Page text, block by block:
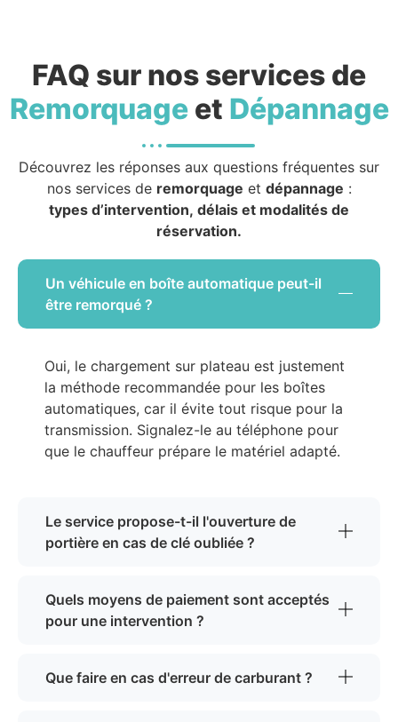
FAQ sur nos services de
Remorquageet Dépannage
Découvrez les réponses aux questions fréquentes sur
nos services de remorquage et dépannage :
types d’intervention, délais et modalités de
réservation.
Un véhicule en boîte automatique peut-il
être remorqué ?
Oui, le chargement sur plateau est justement
la méthode recommandée pour les boîtes
automatiques, car il évite tout risque pour la
transmission. Signalez-le au téléphone pour
que le chauffeur prépare le matériel adapté.
Le service propose-t-il l'ouverture de
portière en cas de clé oubliée ?
Quels moyens de paiement sont acceptés
pour une intervention ?
Que faire en cas d'erreur de carburant ?